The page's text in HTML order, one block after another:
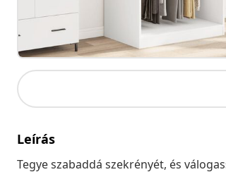
Leírás
Tegye szabaddá szekrényét, és